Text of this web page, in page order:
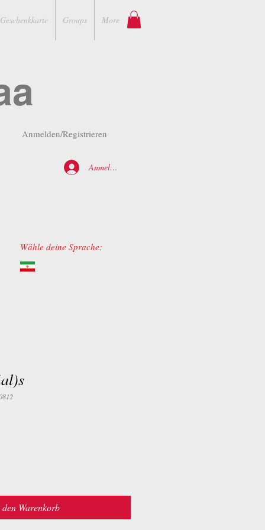
Geschenkkarte Groups More
Anmelden/Registrieren
Anmelden
Wähle deine Sprache:
den Warenkorb